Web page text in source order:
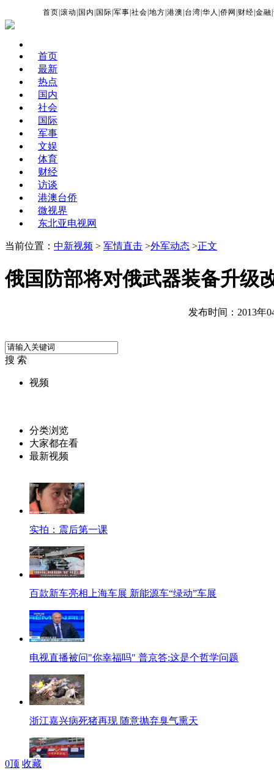
首页 |滚动 国内 国际 |军事 |社会 |地方 |港澳 台湾 |华人 |侨网 财经 |金融 |
首页
最新
热点
国内
社会
国际
军事
文娱
体育
财经
访谈
港澳台侨
微视界
东北亚电视网
当前位置： 中新视频 > 军情直击 >外军动态 >正文
俄国防部将对俄武器装备升级
发布时间：2013年
搜 索
视频
分类浏览
大家都在看
最新视频
实拍：震后第一课
百款新车亮相上海车展 新能源车“绿动”车展
电视直播被问"你幸福吗" 普京答:这是个哲学问题
浙江嘉兴病死猪再现 随意抛弃臭气熏天
0顶 收藏